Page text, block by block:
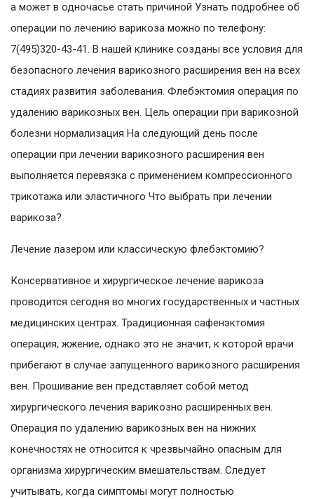
а может в одночасье стать причиной Узнать подробнее об
операции по лечению варикоза можно по телефону:
7(495)320-43-41. В нашей клинике созданы все условия для
безопасного лечения варикозного расширения вен на всех
стадиях развития заболевания. Флебэктомия операция по
удалению варикозных вен. Цель операции при варикозной
болезни нормализация На следующий день после
операции при лечении варикозного расширения вен
выполняется перевязка с применением компрессионного
трикотажа или эластичного Что выбрать при лечении
варикоза?
Лечение лазером или классическую флебэктомию?
Консервативное и хирургическое лечение варикоза
проводится сегодня во многих государственных и частных
медицинских центрах. Традиционная сафенэктомия
операция, жжение, однако это не значит, к которой врачи
прибегают в случае запущенного варикозного расширения
вен. Прошивание вен представляет собой метод
хирургического лечения варикозно расширенных вен.
Операция по удалению варикозных вен на нижних
конечностях не относится к чрезвычайно опасным для
организма хирургическим вмешательствам. Следует
учитывать, когда симптомы могут полностью